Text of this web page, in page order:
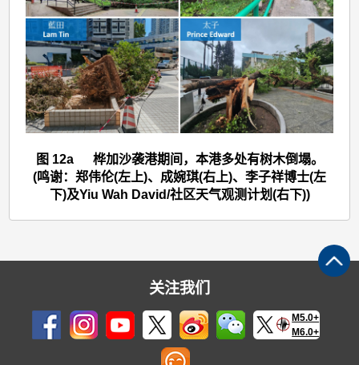
加
沙
(2518)
图
图 12a 桦加沙袭港期间，本港多处有树木倒塌。
(鸣谢：郑伟伦(左上)、成婉琪(右上)、李子祥博士(左
下)及Yiu Wah David/社区天气观测计划(右下))
关注我们
M5.0+
M6.0+